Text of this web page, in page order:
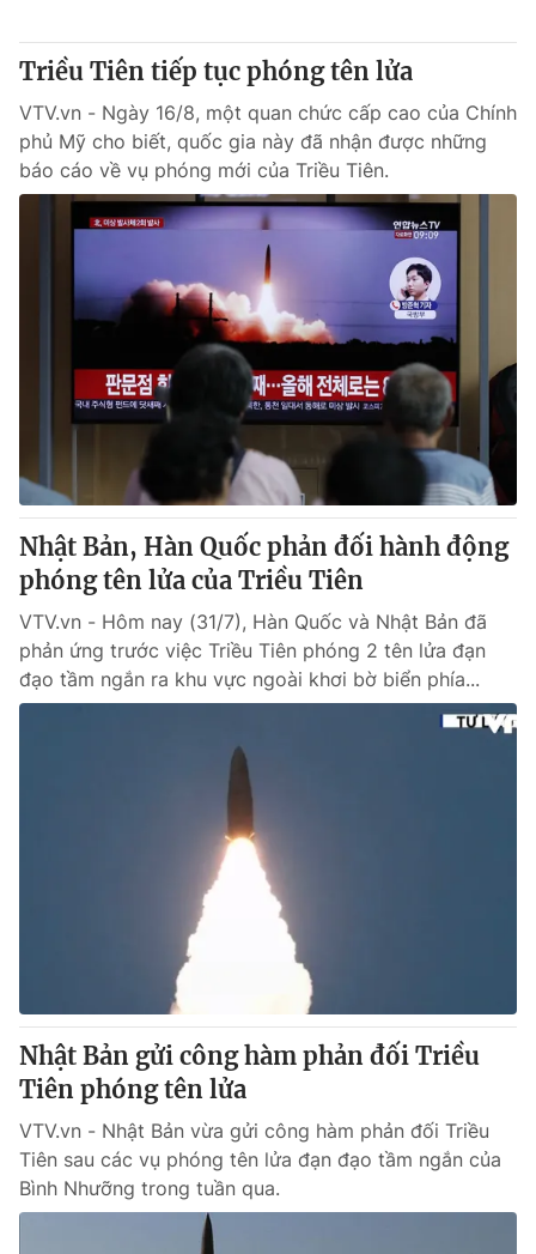
Triều Tiên tiếp tục phóng tên lửa
VTV.vn - Ngày 16/8, một quan chức cấp cao của Chính
phủ Mỹ cho biết, quốc gia này đã nhận được những
báo cáo về vụ phóng mới của Triều Tiên.
Nhật Bản, Hàn Quốc phản đối hành động
phóng tên lửa của Triều Tiên
VTV.vn - Hôm nay (31/7), Hàn Quốc và Nhật Bản đã
phản ứng trước việc Triều Tiên phóng 2 tên lửa đạn
đạo tầm ngắn ra khu vực ngoài khơi bờ biển phía...
Nhật Bản gửi công hàm phản đối Triều
Tiên phóng tên lửa
VTV.vn - Nhật Bản vừa gửi công hàm phản đối Triều
Tiên sau các vụ phóng tên lửa đạn đạo tầm ngắn của
Bình Nhưỡng trong tuần qua.